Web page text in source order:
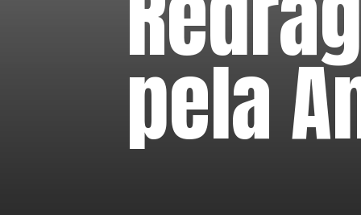
pela